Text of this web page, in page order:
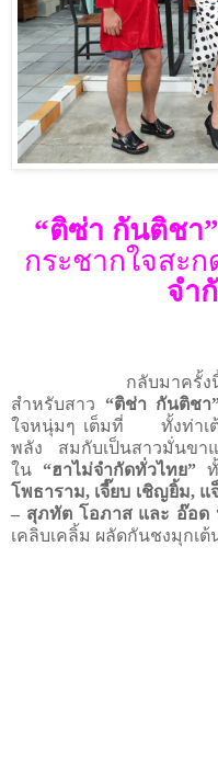
“ติซ่า กันติชา”
กระชากใจสะ
จำ
กลับมาครั้ง
สำหรับสาว “ติช่า กันติชา
ใจหนุ่มๆ เต็มที่
ทั้งท่าเ
พลัง สมกับเป็นสาวมั่นขา
ใน“ฮาไม่จำกัดทั่วไทย”
โพธาราม, เจี๊ยบ เชิญยิ้ม, แ
– สุภทัต โอภาส และ อ๊อด
เคลิบเคลิ้ม ผลัดกันชงมุกเต้